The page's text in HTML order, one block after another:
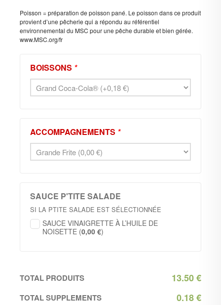
Poisson = préparation de poisson pané. Le poisson dans ce produit
provient d’une pêcherie qui a répondu au référentiel
environnemental du MSC pour une pêche durable et bien gérée.
www.MSC.org/fr
BOISSONS *
ACCOMPAGNEMENTS *
SAUCE P'TITE SALADE
SI LA PTITE SALADE EST SÉLECTIONNÉE
SAUCE VINAIGRETTE À L’HUILE DE
NOISETTE (0,00 €)
TOTAL PRODUITS 13.50€
TOTAL SUPPLEMENTS 0.18€